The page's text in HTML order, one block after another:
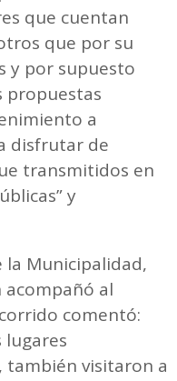
que cuentan
que por su
y por supuesto
propuestas
a
disfrutar de
transmitidos en
y
la Municipalidad,
acompañó al
comentó:
también visitaron a